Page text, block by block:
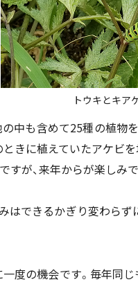
トウキとキア
中も含めて25種の植物
きに植えていたアケビ
すが、来年からが楽しみ
はできるかぎり変わら
一度の機会です。毎年同